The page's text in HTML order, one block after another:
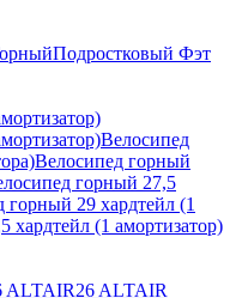
Подростковый Фэт
Велосипед
Велосипед горный
горный 27,5
горный 29 хардтейл (1
хардтейл (1 амортизатор)
ALTAIR26 ALTAIR